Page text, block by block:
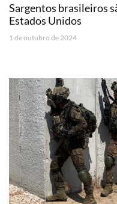
Sargentos brasileiros
Estados Unidos
1 de outubro de 2024